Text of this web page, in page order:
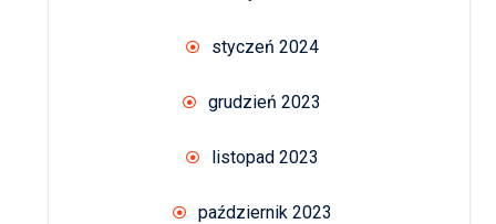
styczeń 2024
grudzień 2023
listopad 2023
październik 2023